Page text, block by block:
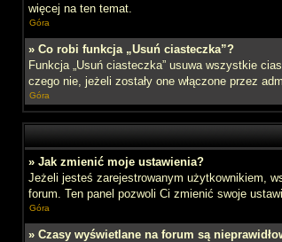
więcej na ten temat.
Góra
» Co robi funkcja „Usuń ciasteczka”?
Funkcja „Usuń ciasteczka” usuwa wszystkie
czego nie, jeżeli zostały one włączone przez
Góra
» Jak zmienić moje ustawienia?
Jeżeli jesteś zarejestrowanym użytkownikiem,
forum. Ten panel pozwoli Ci zmienić swoje
Góra
» Czasy wyświetlane na forum są